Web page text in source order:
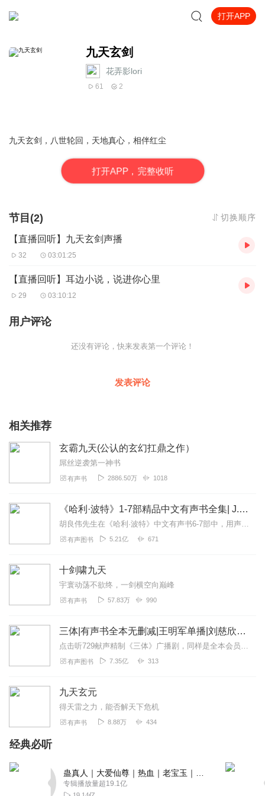
打开APP
九天玄剑
花弄影lori
61 2
九天玄剑，八世轮回，天地真心，相伴红尘
打开APP，完整收听
节目(2) 切换顺序
【直播回听】九天玄剑声播
32 03:01:25
【直播回听】耳边小说，说进你心里
29 03:10:12
用户评论
还没有评论，快来发表第一个评论！
发表评论
相关推荐
玄霸九天(公认的玄幻扛鼎之作）
屌丝逆袭第一神书
有声书 2886.50万 1018
《哈利·波特》1-7部精品中文有声书全集| J.K.罗琳原著，光合积木演播
胡良伟先生在《哈利·波特》中文有声书6-7部中，用声音带领着大家继续魔法之旅。为保证作品的一致性，给大家带来完整的魔法体验，我们与版权方PottermoreP...
有声图书 5.21亿 671
十剑啸九天
宇寰动荡不欲终，一剑横空向巅峰
有声书 57.83万 990
三体|有声书全本无删减|王明军单播|刘慈欣原著
点击听729献声精制《三体》广播剧，同样是全本会员免费畅听，快来感受声音大戏的魅力！【购买须知】1、本作品部分集数为免费试听。2、版权归原作者所有，严禁翻录成任...
有声图书 7.35亿 313
九天玄元
得天雷之力，能否解天下危机
有声书 8.88万 434
经典必听
专辑播放量超19.1亿